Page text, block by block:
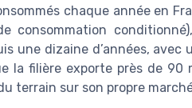
chaque année en
consommation
une dizaine d’années, avec
la filière exporte près de
terrain sur son propre